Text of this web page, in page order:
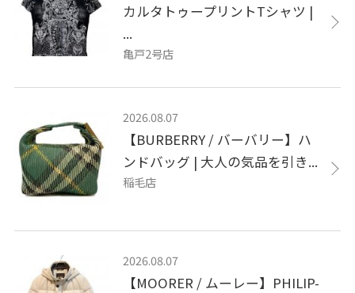
カルタトゥープリントTシャツ |
...
亀戸2号店
2026.08.07
【BURBERRY / バーバリー】ハ
ンドバッグ | 大人の気品を引き...
稲毛店
2026.08.07
【MOORER / ムーレー】PHILIP-